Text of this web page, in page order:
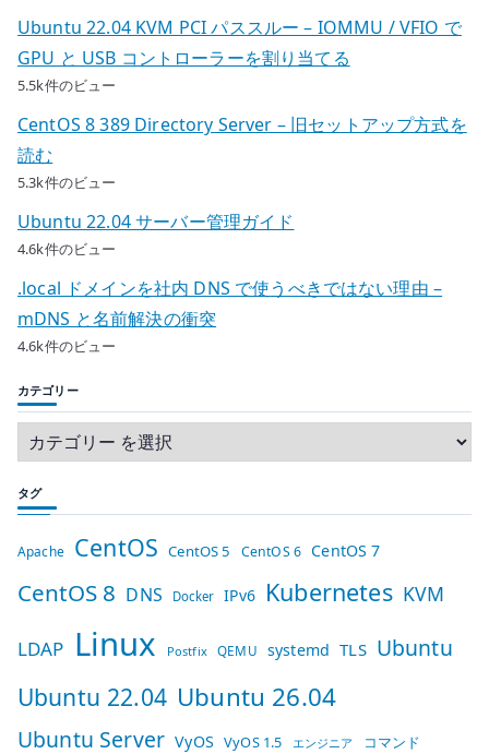
Ubuntu 22.04 KVM PCI パススルー – IOMMU / VFIO で
GPU と USB コントローラーを割り当てる
5.5k件のビュー
CentOS 8 389 Directory Server – 旧セットアップ方式を
読む
5.3k件のビュー
Ubuntu 22.04 サーバー管理ガイド
4.6k件のビュー
.local ドメインを社内 DNS で使うべきではない理由 –
mDNS と名前解決の衝突
4.6k件のビュー
カテゴリー
タグ
Apache CentOS CentOS 5 CentOS 6 CentOS 7
CentOS 8 DNS Docker IPv6 Kubernetes KVM
LDAP Linux Postfix QEMU systemd TLS Ubuntu
Ubuntu 22.04 Ubuntu 26.04
Ubuntu Server VyOS VyOS 1.5 エンジニア コマンド